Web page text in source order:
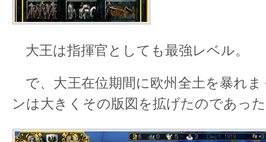
大王は指揮官としても最強レベル。
で、大王在位期間に欧州全土を暴れ
ンは大きくその版図を拡げたのであっ